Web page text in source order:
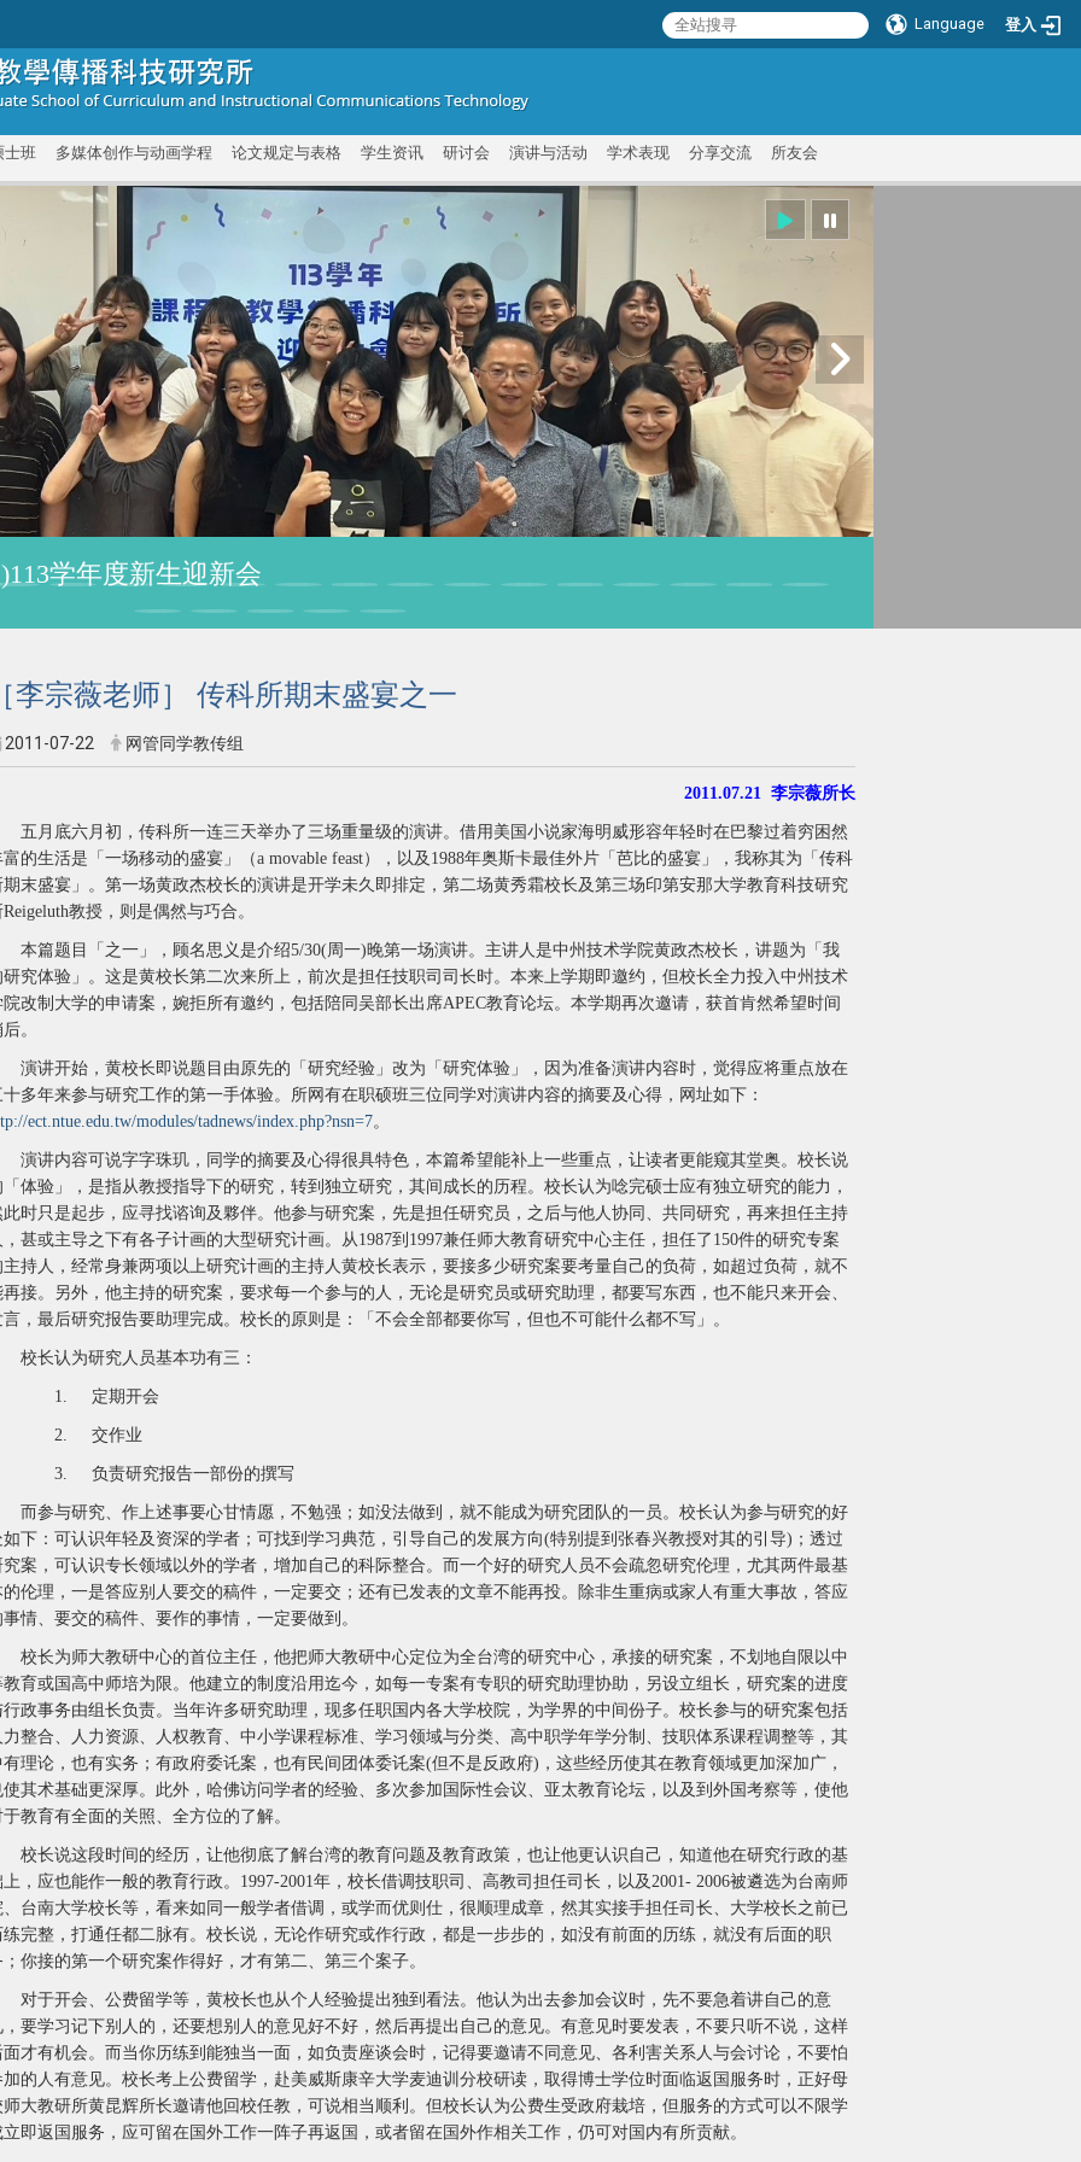
Language 登入
士班 多媒体创作与动画学程 论文规定与表格 学生资讯 研讨会 演讲与活动 学术表现 分享交流 所友会
柜启用暨课程所所友会活动
李宗薇老师］ 传科所期末盛宴之一
2011-07-22 网管同学教传组
2011.07.21 李宗薇所长
月底六月初，传科所一连三天举办了三场重量级的演讲。借用美国小说家海明威形容年轻时在巴黎过着穷困然
富的生活是「一场移动的盛宴」（a movable feast），以及1988年奥斯卡最佳外片「芭比的盛宴」，我称其为「传科
期末盛宴」。第一场黄政杰校长的演讲是开学未久即排定，第二场黄秀霜校长及第三场印第安那大学教育科技研究
教授，则是偶然与巧合。
篇题目「之一」，顾名思义是介绍5/30(周一)晚第一场演讲。主讲人是中州技术学院黄政杰校长，讲题为「我
研究体验」。这是黄校长第二次来所上，前次是担任技职司司长时。本来上学期即邀约，但校长全力投入中州技术
院改制大学的申请案，婉拒所有邀约，包括陪同吴部长出席APEC教育论坛。本学期再次邀请，获首肯然希望时间
。
讲开始，黄校长即说题目由原先的「研究经验」改为「研究体验」，因为准备演讲内容时，觉得应将重点放在
十多年来参与研究工作的第一手体验。所网有在职硕班三位同学对演讲内容的摘要及心得，网址如下：
ect.ntue.edu.tw/modules/tadnews/index.php?nsn=7。
讲内容可说字字珠玑，同学的摘要及心得很具特色，本篇希望能补上一些重点，让读者更能窥其堂奥。校长说
「体验」，是指从教授指导下的研究，转到独立研究，其间成长的历程。校长认为唸完硕士应有独立研究的能力，
此时只是起步，应寻找谘询及夥伴。他参与研究案，先是担任研究员，之后与他人协同、共同研究，再来担任主持
，甚或主导之下有各子计画的大型研究计画。从1987到1997兼任师大教育研究中心主任，担任了150件的研究专案
主持人，经常身兼两项以上研究计画的主持人黄校长表示，要接多少研究案要考量自己的负荷，如超过负荷，就不
再接。另外，他主持的研究案，要求每一个参与的人，无论是研究员或研究助理，都要写东西，也不能只来开会、
言，最后研究报告要助理完成。校长的原则是：「不会全部都要你写，但也不可能什么都不写」。
长认为研究人员基本功有三：
定期开会
交作业
负责研究报告一部份的撰写
参与研究、作上述事要心甘情愿，不勉强；如没法做到，就不能成为研究团队的一员。校长认为参与研究的好
如下：可认识年轻及资深的学者；可找到学习典范，引导自己的发展方向(特别提到张春兴教授对其的引导)；透过
究案，可认识专长领域以外的学者，增加自己的科际整合。而一个好的研究人员不会疏忽研究伦理，尤其两件最基
的伦理，一是答应别人要交的稿件，一定要交；还有已发表的文章不能再投。除非生重病或家人有重大事故，答应
事情、要交的稿件、要作的事情，一定要做到。
长为师大教研中心的首位主任，他把师大教研中心定位为全台湾的研究中心，承接的研究案，不划地自限以中
教育或国高中师培为限。他建立的制度沿用迄今，如每一专案有专职的研究助理协助，另设立组长，研究案的进度
行政事务由组长负责。当年许多研究助理，现多任职国内各大学校院，为学界的中间份子。校长参与的研究案包括
力整合、人力资源、人权教育、中小学课程标准、学习领域与分类、高中职学年学分制、技职体系课程调整等，其
有理论，也有实务；有政府委讬案，也有民间团体委讬案(但不是反政府)，这些经历使其在教育领域更加深加广，
使其术基础更深厚。此外，哈佛访问学者的经验、多次参加国际性会议、亚太教育论坛，以及到外国考察等，使他
于教育有全面的关照、全方位的了解。
长说这段时间的经历，让他彻底了解台湾的教育问题及教育政策，也让他更认识自己，知道他在研究行政的基
上，应也能作一般的教育行政。1997-2001年，校长借调技职司、高教司担任司长，以及2001- 2006被遴选为台南师
、台南大学校长等，看来如同一般学者借调，或学而优则仕，很顺理成章，然其实接手担任司长、大学校长之前已
练完整，打通任都二脉有。校长说，无论作研究或作行政，都是一步步的，如没有前面的历练，就没有后面的职
；你接的第一个研究案作得好，才有第二、第三个案子。
于开会、公费留学等，黄校长也从个人经验提出独到看法。他认为出去参加会议时，先不要急着讲自己的意
，要学习记下别人的，还要想别人的意见好不好，然后再提出自己的意见。有意见时要发表，不要只听不说，这样
面才有机会。而当你历练到能独当一面，如负责座谈会时，记得要邀请不同意见、各利害关系人与会讨论，不要怕
加的人有意见。校长考上公费留学，赴美威斯康辛大学麦迪训分校研读，取得博士学位时面临返国服务时，正好母
师大教研所黄昆辉所长邀请他回校任教，可说相当顺利。但校长认为公费生受政府栽培，但服务的方式可以不限学
立即返国服务，应可留在国外工作一阵子再返国，或者留在国外作相关工作，仍可对国内有所贡献。